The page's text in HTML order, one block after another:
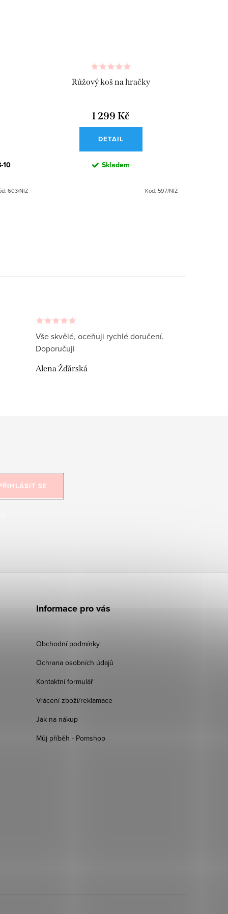
10
603/NIZ
Růžový koš na hračky
1 299 Kč
DETAIL
Skladem
Kód: 597/NIZ
Vše skvělé, oceňuji rychlé doručení.
Doporučuji
Alena Žďárská
SE
Informace pro vás
Obchodní podmínky
Ochrana osobních údajů
Kontaktní formulář
Vrácení zboží/reklamace
Jak na nákup
Můj příběh - Pomshop